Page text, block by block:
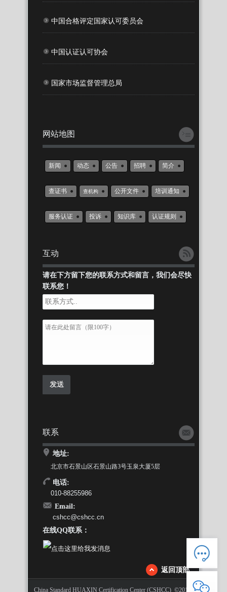
电话：88255986
中国合格评定国家认可委员会
中国认证认可协会
国家市场监督管理总局
网站地图
新闻 动态 公告 招聘 简介
查证书 查机构 公开文件 培训通知
服务认证 投诉 知识库 认证规则
互动
请在下方留下您的联系方式和留言，我们会尽快
联系您！
联系
地址:
北京市石景山区石景山路3号玉泉大厦5层
电话:
010-88255986
Email:
cshcc@cshcc.cn
在线QQ联系：
返回顶部
China Standard HUAXIN Certification Center (CSHCC) ©2015-